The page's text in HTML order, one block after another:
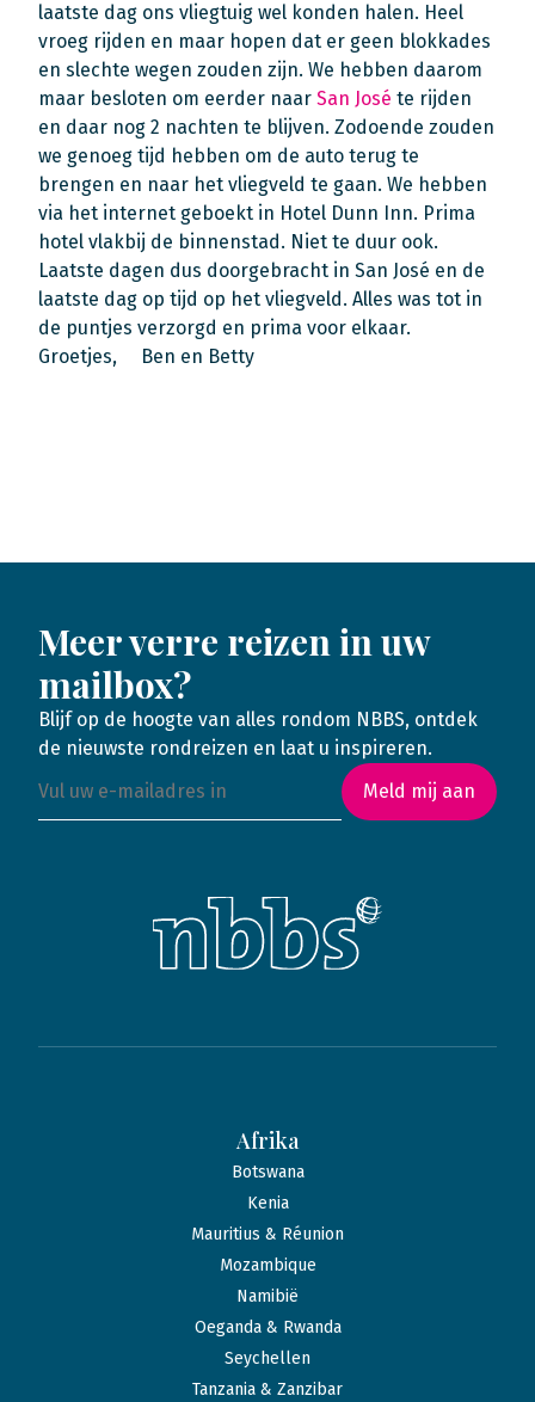
laatste dag ons vliegtuig wel konden halen. Heel
vroeg rijden en maar hopen dat er geen blokkades
en slechte wegen zouden zijn. We hebben daarom
maar besloten om eerder naar San José te rijden
en daar nog 2 nachten te blijven. Zodoende zouden
we genoeg tijd hebben om de auto terug te
brengen en naar het vliegveld te gaan. We hebben
via het internet geboekt in Hotel Dunn Inn. Prima
hotel vlakbij de binnenstad. Niet te duur ook.
Laatste dagen dus doorgebracht in San José en de
laatste dag op tijd op het vliegveld. Alles was tot in
de puntjes verzorgd en prima voor elkaar.
Groetjes, Ben en Betty
Meer verre reizen in uw
mailbox?
Blijf op de hoogte van alles rondom NBBS, ontdek
de nieuwste rondreizen en laat u inspireren.
Meld mij aan
Afrika
Botswana
Kenia
Mauritius & Réunion
Mozambique
Namibië
Oeganda & Rwanda
Seychellen
Tanzania & Zanzibar